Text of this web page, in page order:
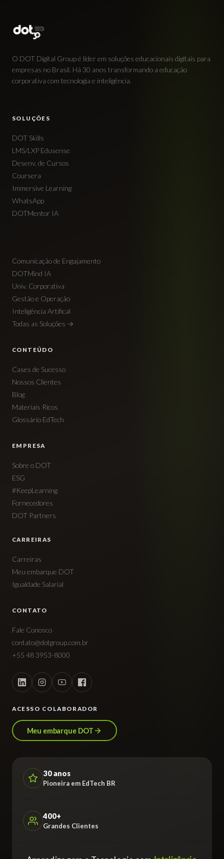
O DOT Digital Group é líder em soluções educacionais digitais para
empresas no Brasil. Há 30 anos transformando a educação
corporativa com tecnologia e inteligência.
SOLUÇÕES
DOT Skills
LMS/LXP Edusense
Desenv. de Cursos
Coursera
Immersive Learning
WhatsApp
DOTMentor IA
Comunicação de Engajamento
DOTMind IA
Univ. Corporativa
Gestão e Operação
Inteligência Artifical
Todas as Soluções →
CONTEÚDO
Cases de Sucesso
Nossos Clientes
Blog
Materiais Ricos
Glossário EdTech
EMPRESA
Sobre o DOT
ESG
#KeepLearning
Fornecedores
DOT Partners
CARREIRAS
Carreiras
Meu embarque DOT
Igualdade Salarial
CONTATO
Fale Conosco
contato@dotgroup.com.br
+55 48 3953-8000
ACESSO COLABORADOR
Meu embarque DOT
30 anos
Pioneira em EdTech BR
400+
Grandes Clientes